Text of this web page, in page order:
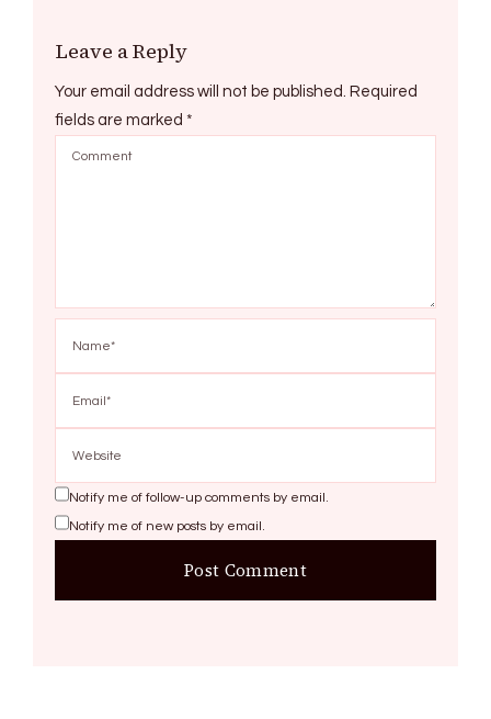
Leave a Reply
Your email address will not be published. Required
fields are marked *
Notify me of follow-up comments by email.
Notify me of new posts by email.